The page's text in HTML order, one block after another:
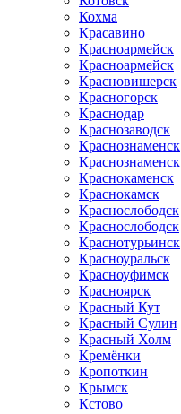
Кохма
Красавино
Красноармейск
Красноармейск
Красновишерск
Красногорск
Краснодар
Краснозаводск
Краснознаменск
Краснознаменск
Краснокаменск
Краснокамск
Краснослободск
Краснослободск
Краснотурьинск
Красноуральск
Красноуфимск
Красноярск
Красный Кут
Красный Сулин
Красный Холм
Кремёнки
Кропоткин
Крымск
Кстово